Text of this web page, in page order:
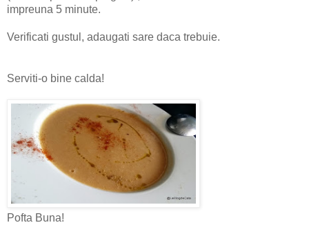
impreuna 5 minute.
Verificati gustul, adaugati sare daca trebuie.
Serviti-o bine calda!
Pofta Buna!